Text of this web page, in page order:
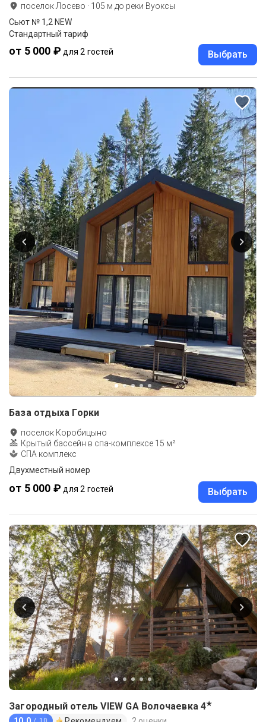
поселок Лосево · 105 м до реки Вуоксы
Сьют № 1,2 NEW
Стандартный тариф
от 5 000 ₽ для 2 гостей Выбрать
База отдыха Горки
поселок Коробицыно
Крытый бассейн в спа-комплексе 15 м²
СПА комплекс
Двухместный номер
от 5 000 ₽ для 2 гостей Выбрать
Загородный отель VIEW GA Волочаевка 4★